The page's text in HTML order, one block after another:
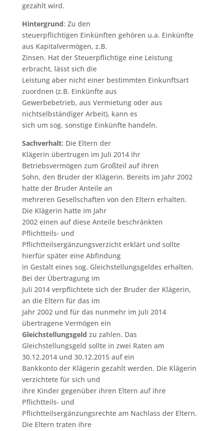
gezahlt wird.
Hintergrund: Zu den
steuerpflichtigen Einkünften gehören u.a. Einkünfte
aus Kapitalvermögen, z.B.
Zinsen. Hat der Steuerpflichtige eine Leistung
erbracht, lässt sich die
Leistung aber nicht einer bestimmten Einkunftsart
zuordnen (z.B. Einkünfte aus
Gewerbebetrieb, aus Vermietung oder aus
nichtselbständiger Arbeit), kann es
sich um sog. sonstige Einkünfte handeln.
Sachverhalt: Die Eltern der
Klägerin übertrugen im Juli 2014 ihr
Betriebsvermögen zum Großteil auf ihren
Sohn, den Bruder der Klägerin. Bereits im Jahr 2002
hatte der Bruder Anteile an
mehreren Gesellschaften von den Eltern erhalten.
Die Klägerin hatte im Jahr
2002 einen auf diese Anteile beschränkten
Pflichtteils- und
Pflichtteilsergänzungsverzicht erklärt und sollte
hierfür später eine Abfindung
in Gestalt eines sog. Gleichstellungsgeldes erhalten.
Bei der Übertragung im
Juli 2014 verpflichtete sich der Bruder der Klägerin,
an die Eltern für das im
Jahr 2002 und für das nunmehr im Juli 2014
übertragene Vermögen ein
Gleichstellungsgeld zu zahlen. Das
Gleichstellungsgeld sollte in zwei Raten am
30.12.2014 und 30.12.2015 auf ein
Bankkonto der Klägerin gezahlt werden. Die Klägerin
verzichtete für sich und
ihre Kinder gegenüber ihren Eltern auf ihre
Pflichtteils- und
Pflichtteilsergänzungsrechte am Nachlass der Eltern.
Die Eltern traten ihre